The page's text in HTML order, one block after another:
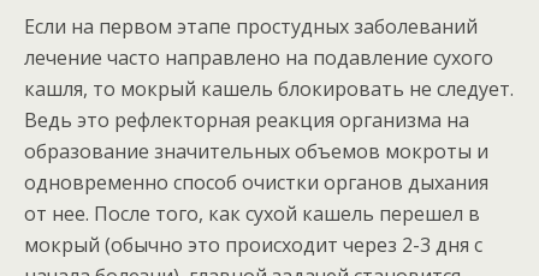
Если на первом этапе простудных заболеваний
лечение часто направлено на подавление сухого
кашля, то мокрый кашель блокировать не следует.
Ведь это рефлекторная реакция организма на
образование значительных объемов мокроты и
одновременно способ очистки органов дыхания
от нее. После того, как сухой кашель перешел в
мокрый (обычно это происходит через 2-3 дня с